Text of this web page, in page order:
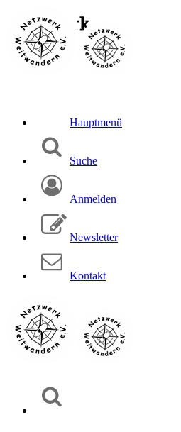
Hauptmenü
Suche
Anmelden
Newsletter
Kontakt